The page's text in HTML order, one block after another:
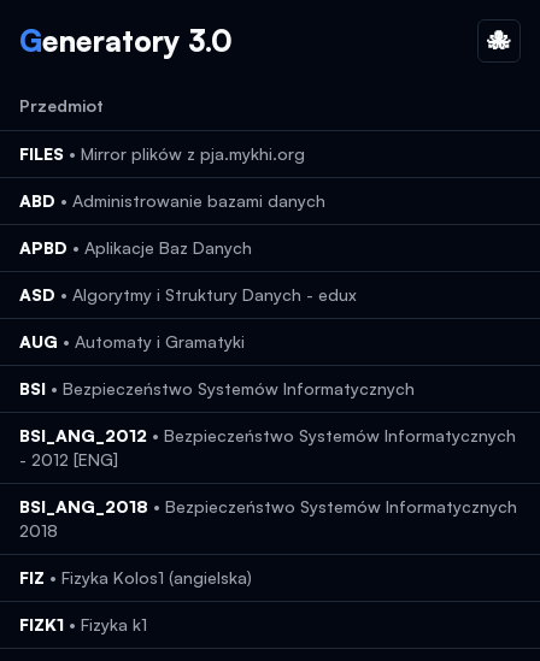
Generatory 3.0 🐙
Przedmiot
FILES • Mirror plików z pja.mykhi.org
ABD • Administrowanie bazami danych
APBD • Aplikacje Baz Danych
ASD • Algorytmy i Struktury Danych - edux
AUG • Automaty i Gramatyki
BSI • Bezpieczeństwo Systemów Informatycznych
BSI_ANG_2012 • Bezpieczeństwo Systemów Informatycznych
- 2012 [ENG]
BSI_ANG_2018 • Bezpieczeństwo Systemów Informatycznych
2018
FIZ • Fizyka Kolos1 (angielska)
FIZK1 • Fizyka k1